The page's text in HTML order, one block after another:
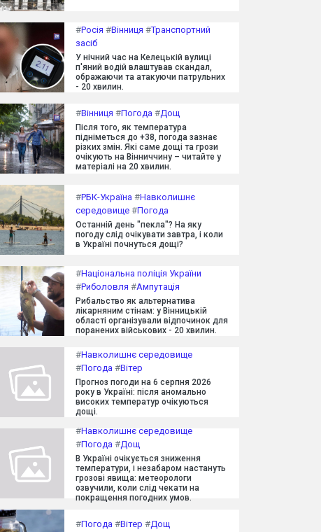
#Росія #Вінниця #Транспортний
засіб
У нічний час на Келецькій вулиці
п'яний водій влаштував скандал,
ображаючи та атакуючи патрульних
- 20 хвилин.
#Вінниця #Погода #Дощ
Після того, як температура
підніметься до +38, погода зазнає
різких змін. Які саме дощі та грози
очікують на Вінниччину – читайте у
матеріалі на 20 хвилин.
#РБК-Україна #Навколишнє
середовище #Погода
Останній день "пекла"? На яку
погоду слід очікувати завтра, і коли
в Україні почнуться дощі?
#Національна поліція України
#Риболовля #Ампутація
Рибальство як альтернатива
лікарняним стінам: у Вінницькій
області організували відпочинок для
поранених військових - 20 хвилин.
#Навколишнє середовище
#Погода #Вітер
Прогноз погоди на 6 серпня 2026
року в Україні: після аномально
високих температур очікуються
дощі.
#Навколишнє середовище
#Погода #Дощ
В Україні очікується зниження
температури, і незабаром настануть
грозові явища: метеорологи
озвучили, коли слід чекати на
покращення погодних умов.
#Погода #Вітер #Дощ